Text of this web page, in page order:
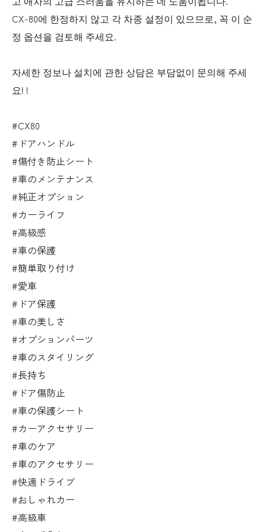
CX-80에 한정하지 않고 각 차종 설정이 있으므로, 꼭 이 순
정 옵션을 검토해 주세요.
자세한 정보나 설치에 관한 상담은 부담없이 문의해 주세
요! !
#CX80
#ドアハンドル
#傷付き防止シート
#車のメンテナンス
#純正オプション
#カーライフ
#高級感
#車の保護
#簡単取り付け
#愛車
#ドア保護
#車の美しさ
#オプションパーツ
#車のスタイリング
#長持ち
#ドア傷防止
#車の保護シート
#カーアクセサリー
#車のケア
#車のアクセサリー
#快適ドライブ
#おしゃれカー
#高級車